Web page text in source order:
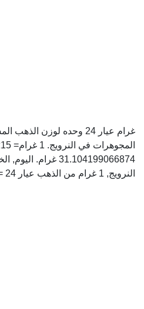
غرام عيار 24 وحده لوزن
النرويج, 1 غرام من الذهب عيار 24 = 1,299.83 كرونة نرويجية.